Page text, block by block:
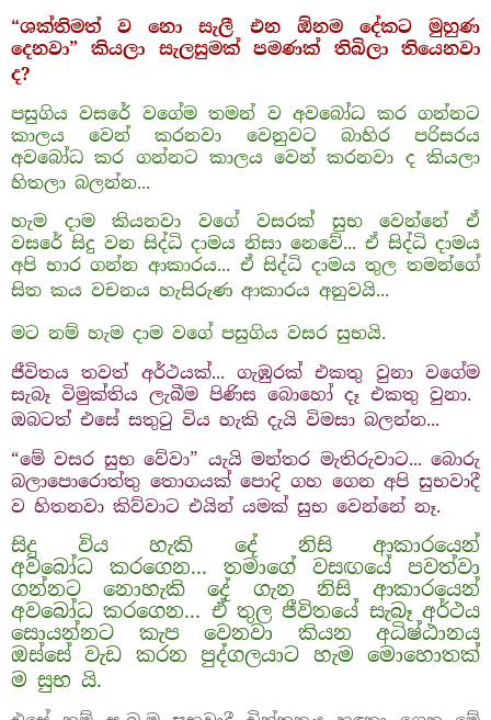
“ශක්තිමත් ව නො සැලී එන ඕනම දේකට
මුහුණ
දෙනවා” කියලා සැලසුමක් පමණක් තිබිලා තියෙනවා
ද?
පසුගිය වසරේ වගේම තමන් ව අවබෝධ කර ගන්නට
කාලය වෙන් කරනවා වෙනුවට බාහිර පරිසරය
අවබෝධ කර ගන්නට කාලය වෙන් කරනවා ද කියලා
හිතලා බලන්න...
හැම දාම කියනවා වගේ වසරක් සුභ වෙන්නේ ඒ
වසරේ සිදු වන සිද්ධි දාමය නිසා නෙවේ... ඒ සිද්ධි දාමය
අපි භාර ගන්න ආකාරය... ඒ සිද්ධි දාමය තුල තමන්ගේ
සිත කය වචනය හැසිරුණ ආකාරය අනුවයි...
මට නම් හැම දාම වගේ පසුගිය වසර සුභයි.
ජීවිතය තවත් අර්ථයක්... ගැඹුරක් එකතු වුනා වගේම
සැබෑ විමුක්තිය ලැබීම පිණිස බොහෝ දෑ එකතු වුනා.
ඔබටත් එසේ සතුටු විය හැකි දැයි විමසා බලන්න...
“මේ වසර සුභ වේවා” යැයි මන්තර මැතිරුවාට... බොරු
බලාපොරොත්තු තොගයක් පොදි ගහ ගෙන අපි සුභවාදී
ව හිතනවා කිව්වාට එයින් යමක් සුභ වෙන්නේ නෑ.
සිදු විය හැකි දේ නිසි ආකාරයෙන්
අවබෝධ කරගෙන... තමාගේ වසඟයේ පවත්වා
ගන්නට නොහැකි දේ ගැන නිසි ආකාරයෙන්
අවබෝධ කරගෙන... ඒ තුල ජීවිතයේ සැබෑ අර්ථය
සොයන්නට කැප වෙනවා කියන අධිෂ්ඨානය
ඔස්සේ වැඩ කරන පුද්ගලයාට හැම මොහොතක්
ම සුභ යි.